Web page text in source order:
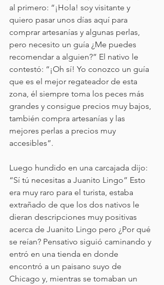
al primero: “¡Hola! soy visitante y
quiero pasar unos días aquí para
comprar artesanías y algunas perlas,
pero necesito un guía ¿Me puedes
recomendar a alguien?” El nativo le
contestó: “¡Oh sí! Yo conozco un guía
que es el mejor regateador de esta
zona, él siempre toma los peces más
grandes y consigue precios muy bajos,
también compra artesanías y las
mejores perlas a precios muy
accesibles”.
Luego hundido en una carcajada dijo:
“Sí tú necesitas a Juanito Lingo” Esto
era muy raro para el turista, estaba
extrañado de que los dos nativos le
dieran descripciones muy positivas
acerca de Juanito Lingo pero ¿Por qué
se reían? Pensativo siguió caminando y
entró en una tienda en donde
encontró a un paisano suyo de
Chicago y, mientras se tomaban un